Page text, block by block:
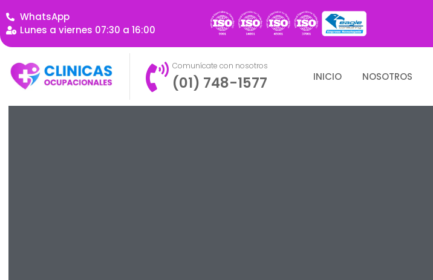
WhatsApp
Lunes a viernes 07:30 a 16:00
Comunícate con nosotros
(01) 748-1577 INICIO NOSOTROS